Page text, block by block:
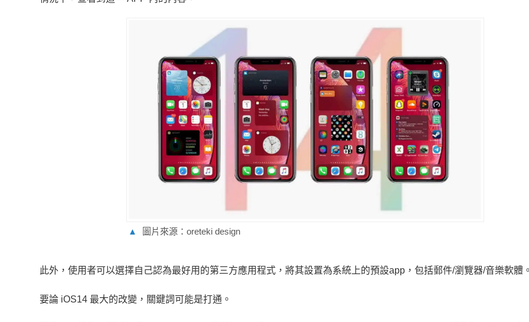
▲ 圖片來源：oreteki design
此外，使用者可以選擇自己認為最好用的第三方應用程式，將其設置為系統上的預設app，包括郵件/瀏覽器/音樂軟體。
要論 iOS14 最大的改變，關鍵詞可能是打通。